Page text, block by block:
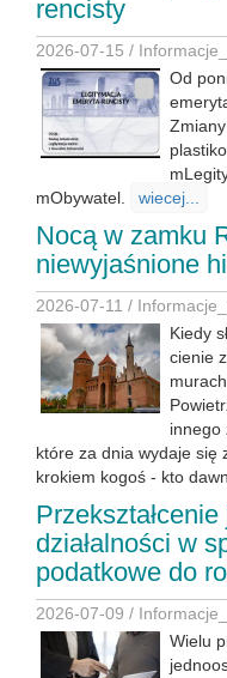
rencisty
2026-07-15 /
Od
mObywatel.
wiecej...
Nocą w zamku
niewyjaśnione
2026-07-11 /
Kiedy
cienie
innego
które za dnia wydaje się
krokiem kogoś - kto
działalności w
podatkowe do
2026-07-09 /
Wielu